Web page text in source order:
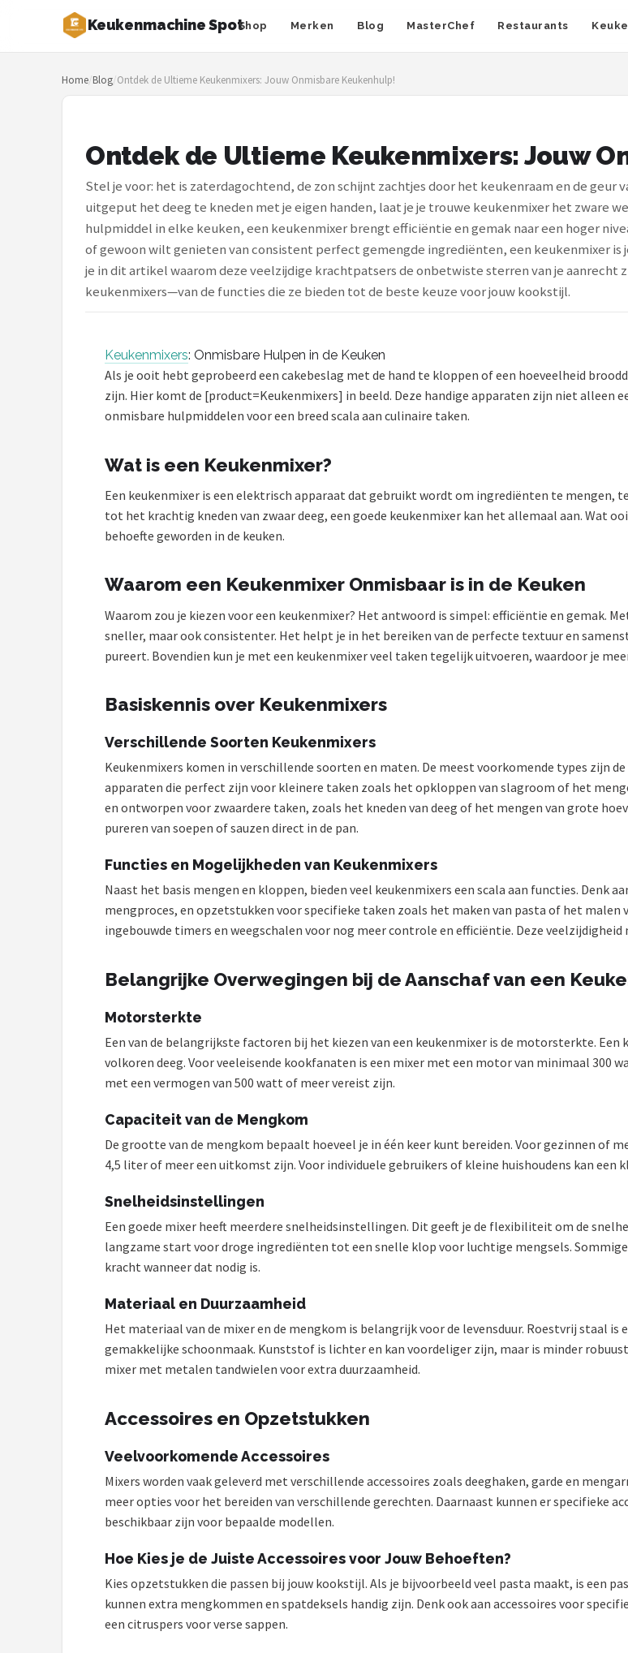
Keukenmachine SpotShop Merken Blog MasterChef Restaurants
Zoeken
NAVIGATIE
MasterChef
Restaurants
Keukenmachines
Staafmixers
POPULAIRE MERKEN
KitchenBrothers
Alle merken →
Home/Blog/Ontdek de Ultieme Keukenmixers: Jouw Onmisbare Keukenhulp!
Ontdek de Ultieme Keukenmixers: Jouw
Stel je voor: het is zaterdagochtend, de zon schijnt zachtjes door het keukenraam en de geur
uitgeput het deeg te kneden met je eigen handen, laat je je trouwe keukenmixer het zware
hulpmiddel in elke keuken, een keukenmixer brengt efficiëntie en gemak naar een hoger
of gewoon wilt genieten van consistent perfect gemengde ingrediënten, een keukenmixer
je in dit artikel waarom deze veelzijdige krachtpatsers de onbetwiste sterren van je aanrecht
keukenmixers—van de functies die ze bieden tot de beste keuze voor jouw kookstijl.
Keukenmixers: Onmisbare Hulpen in de Keuken
Als je ooit hebt geprobeerd een cakebeslag met de hand te kloppen of een hoeveelheid
zijn. Hier komt de [product=Keukenmixers] in beeld. Deze handige apparaten zijn niet alleen
onmisbare hulpmiddelen voor een breed scala aan culinaire taken.
Wat is een Keukenmixer?
Een keukenmixer is een elektrisch apparaat dat gebruikt wordt om ingrediënten te mengen,
tot het krachtig kneden van zwaar deeg, een goede keukenmixer kan het allemaal aan. Wat
behoefte geworden in de keuken.
Waarom een Keukenmixer Onmisbaar is in de Keuken
Waarom zou je kiezen voor een keukenmixer? Het antwoord is simpel: efficiëntie en gemak.
sneller, maar ook consistenter. Het helpt je in het bereiken van de perfecte textuur en
pureert. Bovendien kun je met een keukenmixer veel taken tegelijk uitvoeren, waardoor je
Basiskennis over Keukenmixers
Verschillende Soorten Keukenmixers
Keukenmixers komen in verschillende soorten en maten. De meest voorkomende types zijn
apparaten die perfect zijn voor kleinere taken zoals het opkloppen van slagroom of het
en ontworpen voor zwaardere taken, zoals het kneden van deeg of het mengen van grote
pureren van soepen of sauzen direct in de pan.
Functies en Mogelijkheden van Keukenmixers
Naast het basis mengen en kloppen, bieden veel keukenmixers een scala aan functies. Denk
mengproces, en opzetstukken voor specifieke taken zoals het maken van pasta of het malen
ingebouwde timers en weegschalen voor nog meer controle en efficiëntie. Deze
Belangrijke Overwegingen bij de Aanschaf van een
Motorsterkte
Een van de belangrijkste factoren bij het kiezen van een keukenmixer is de motorsterkte.
volkoren deeg. Voor veeleisende kookfanaten is een mixer met een motor van minimaal 300
met een vermogen van 500 watt of meer vereist zijn.
Capaciteit van de Mengkom
De grootte van de mengkom bepaalt hoeveel je in één keer kunt bereiden. Voor gezinnen of
4,5 liter of meer een uitkomst zijn. Voor individuele gebruikers of kleine huishoudens kan een
Snelheidsinstellingen
Een goede mixer heeft meerdere snelheidsinstellingen. Dit geeft je de flexibiliteit om de
langzame start voor droge ingrediënten tot een snelle klop voor luchtige mengsels.
kracht wanneer dat nodig is.
Materiaal en Duurzaamheid
Het materiaal van de mixer en de mengkom is belangrijk voor de levensduur. Roestvrij staal is
gemakkelijke schoonmaak. Kunststof is lichter en kan voordeliger zijn, maar is minder
mixer met metalen tandwielen voor extra duurzaamheid.
Accessoires en Opzetstukken
Veelvoorkomende Accessoires
Mixers worden vaak geleverd met verschillende accessoires zoals deeghaken, garde en
meer opties voor het bereiden van verschillende gerechten. Daarnaast kunnen er specifieke
beschikbaar zijn voor bepaalde modellen.
Hoe Kies je de Juiste Accessoires voor Jouw Behoeften?
Kies opzetstukken die passen bij jouw kookstijl. Als je bijvoorbeeld veel pasta maakt, is een
kunnen extra mengkommen en spatdeksels handig zijn. Denk ook aan accessoires voor
een citruspers voor verse sappen.